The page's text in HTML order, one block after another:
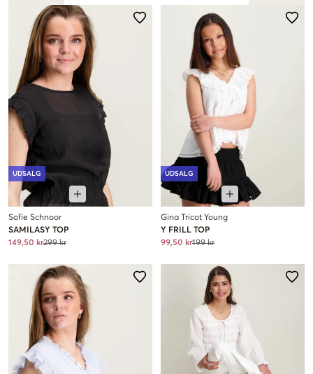
UDSALG
Sofie Schnoor
SAMILASY TOP
149,50 kr299 kr
UDSALG
Gina Tricot Young
Y FRILL TOP
99,50 kr199 kr